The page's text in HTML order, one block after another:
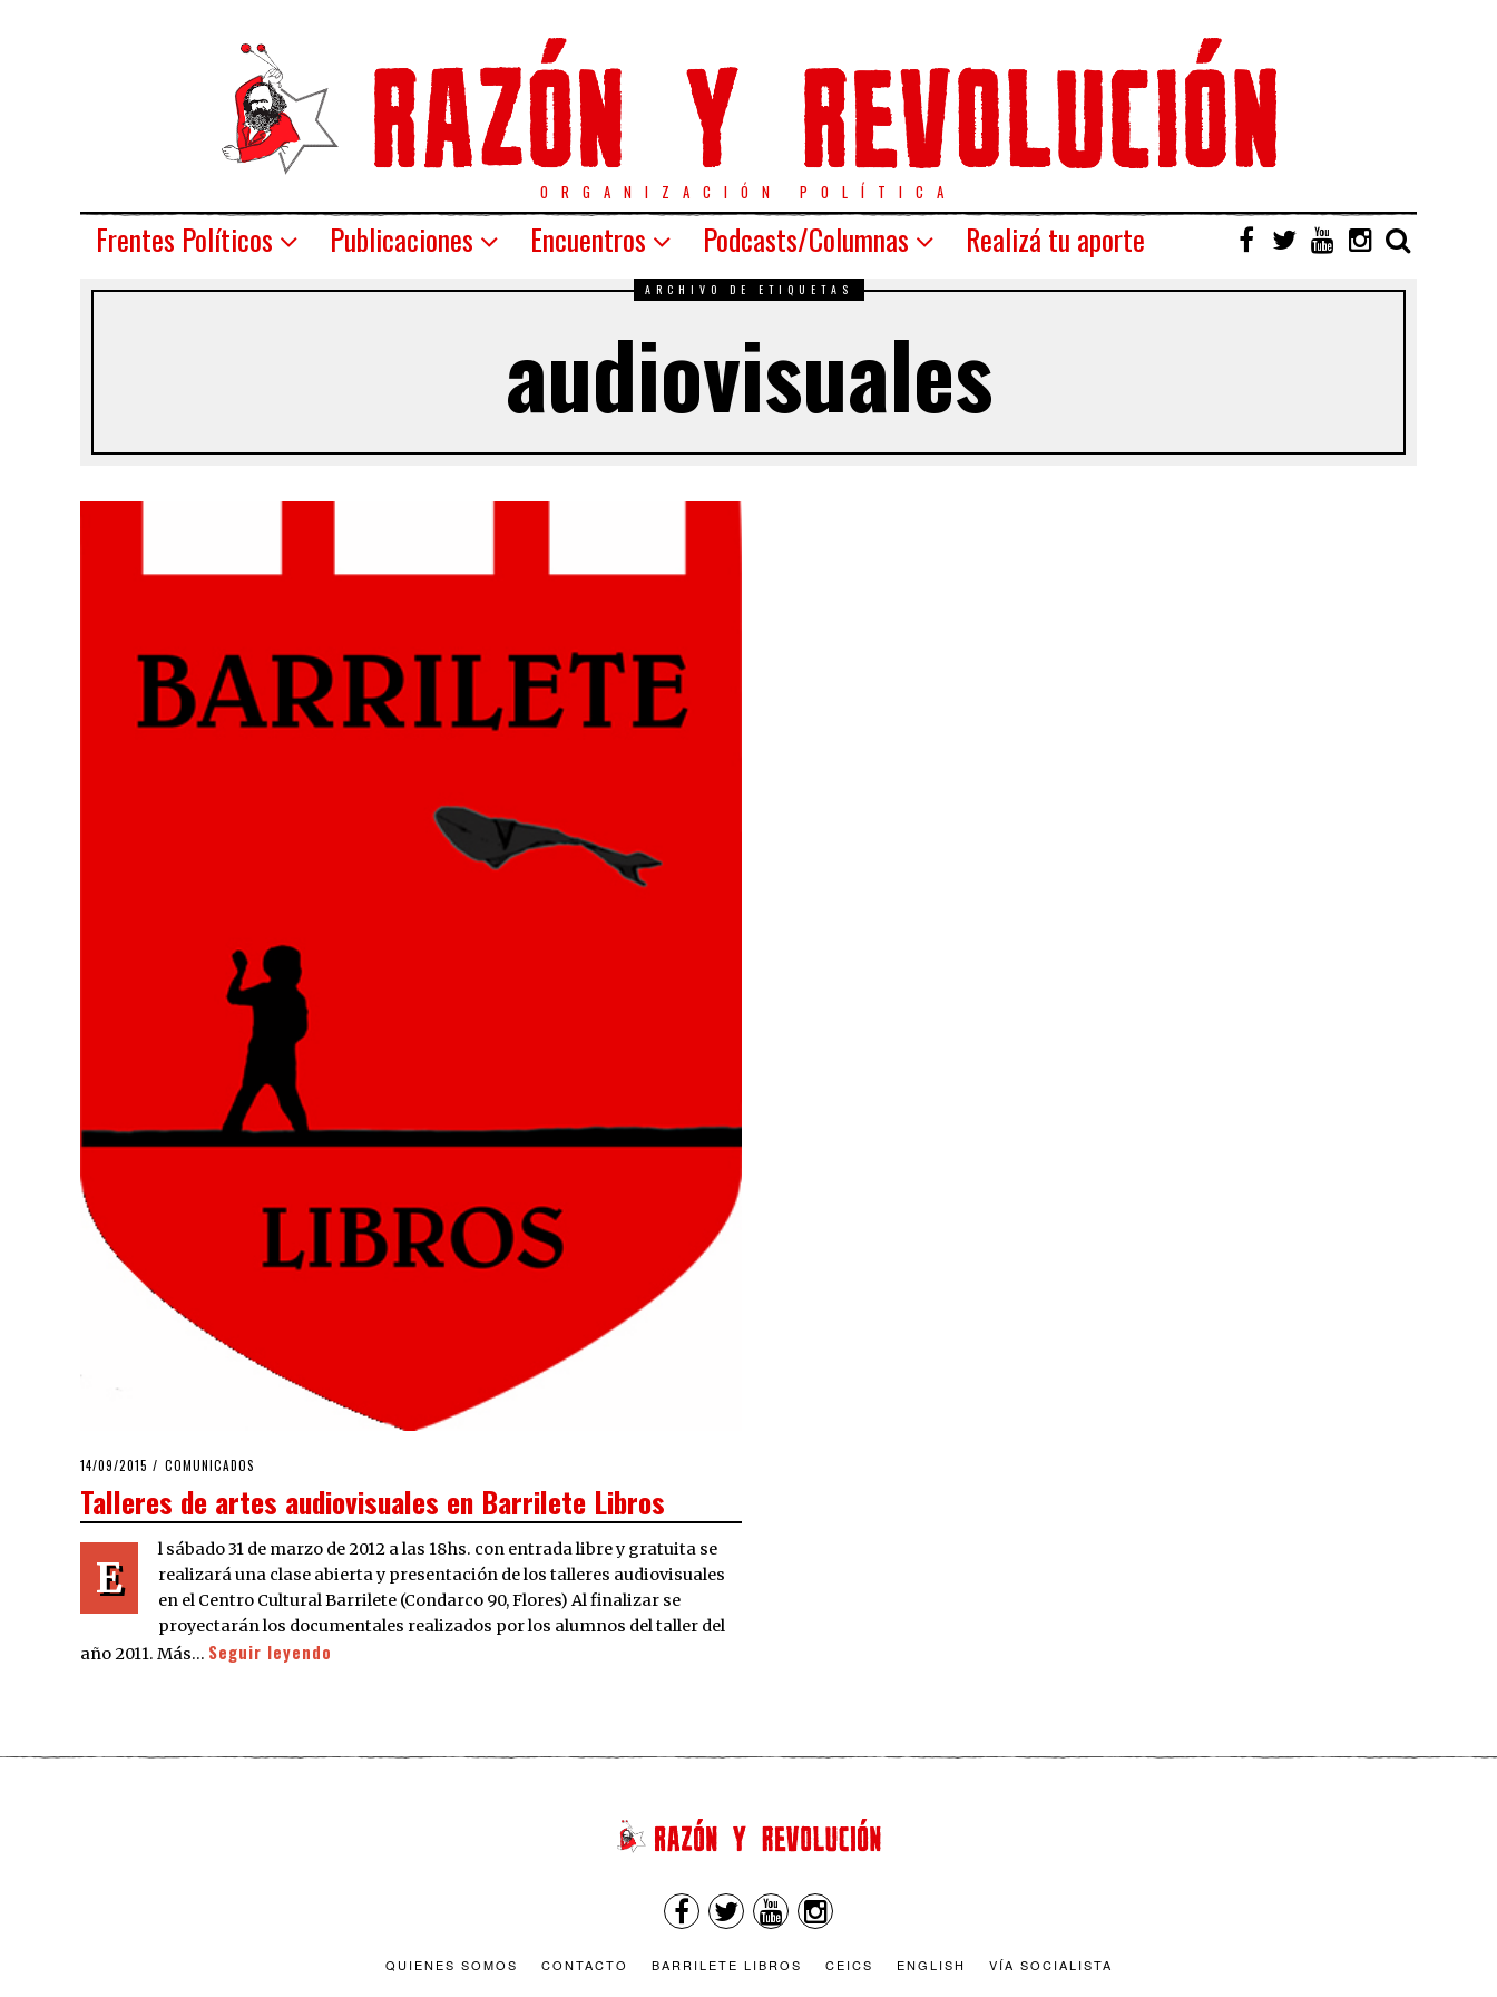
ORGANIZACIÓN POLÍTICA
Frentes Políticos Publicaciones Encuentros Podcasts/Columnas Realizá tu aporte
ARCHIVO DE ETIQUETAS
audiovisuales
POSTED
14/09/2015 COMUNICADOS
Talleres de artes audiovisuales en Barrilete Libros
E
l sábado 31 de marzo de 2012 a las 18hs. con entrada libre y gratuita se
realizará una clase abierta y presentación de los talleres audiovisuales
en el Centro Cultural Barrilete (Condarco 90, Flores) Al finalizar se
proyectarán los documentales realizados por los alumnos del taller del
año 2011. Más… Seguir leyendo
QUIENES SOMOS CONTACTO BARRILETE LIBROS CEICS ENGLISH VÍA SOCIALISTA